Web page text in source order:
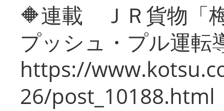
🔶連載 ＪＲ貨物「
プッシュ・プル運転
https://
26/post_10188.html